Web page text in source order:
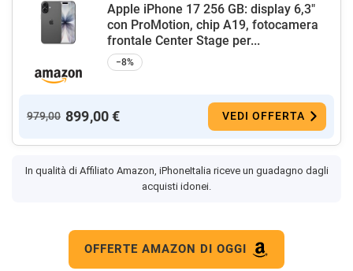
Apple iPhone 17 256 GB: display 6,3"
con ProMotion, chip A19, fotocamera
frontale Center Stage per...
−8%
979,00 899,00 € VEDI OFFERTA
In qualità di Affiliato Amazon, iPhoneItalia riceve un guadagno dagli
acquisti idonei.
OFFERTE AMAZON DI OGGI